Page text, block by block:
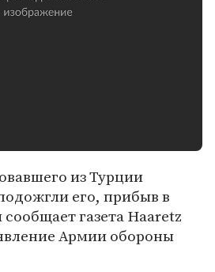
из Турции
его, прибыв в
газета Haaretz
Армии обороны